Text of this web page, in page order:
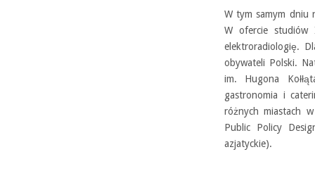
W tym samym dniu
W ofercie
elektroradiologię.
obywateli Polski.
im. Hugona
gastronomia i
różnych miastach
Public Policy
azjatyckie).